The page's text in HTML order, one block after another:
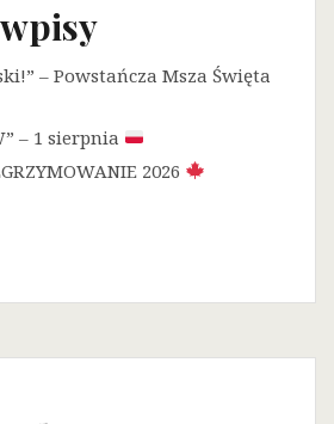
– Powstańcza Msza Święta
– 1 sierpnia
2026